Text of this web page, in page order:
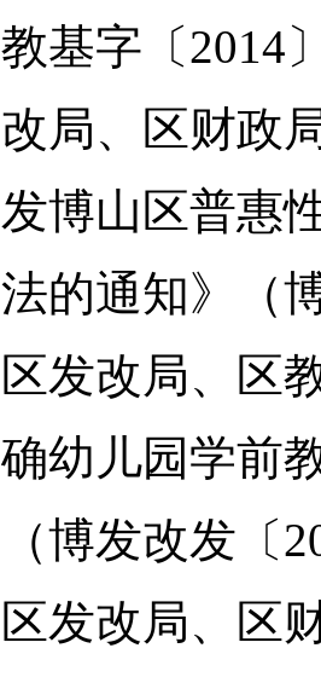
教基字〔2014
改局、区财政
发博山区普惠
法的通知》（
区发改局、区
确幼儿园学前
（博发改发〔
区发改局、区